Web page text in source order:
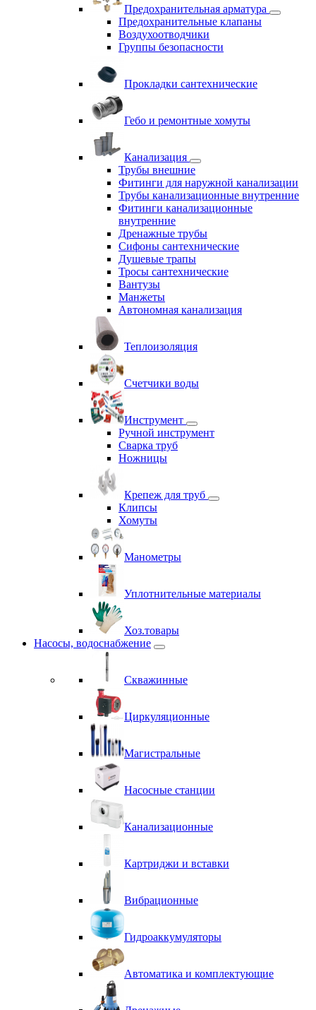
Предохранительная арматура
Предохранительные клапаны
Воздухоотводчики
Группы безопасности
Прокладки сантехнические
Гебо и ремонтные хомуты
Канализация
Трубы внешние
Фитинги для наружной канализации
Трубы канализационные внутренние
Фитинги канализационные
внутренние
Дренажные трубы
Сифоны сантехнические
Душевые трапы
Тросы сантехнические
Вантузы
Манжеты
Автономная канализация
Теплоизоляция
Счетчики воды
Инструмент
Ручной инструмент
Сварка труб
Ножницы
Крепеж для труб
Клипсы
Хомуты
Манометры
Уплотнительные материалы
Хоз.товары
Насосы, водоснабжение
Скважинные
Циркуляционные
Магистральные
Насосные станции
Канализационные
Картриджи и вставки
Вибрационные
Гидроаккумуляторы
Автоматика и комплектующие